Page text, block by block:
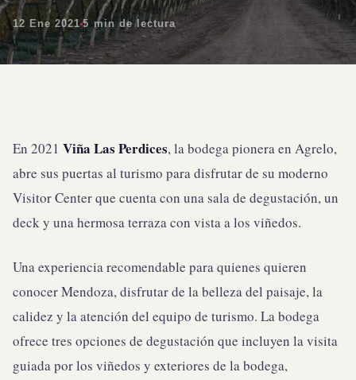
12 Ene 2021 5 min de lectura
En 2021 Viña Las Perdices, la bodega pionera en Agrelo,
abre sus puertas al turismo para disfrutar de su moderno
Visitor Center que cuenta con una sala de degustación, un
deck y una hermosa terraza con vista a los viñedos.
Una experiencia recomendable para quienes quieren
conocer Mendoza, disfrutar de la belleza del paisaje, la
calidez y la atención del equipo de turismo. La bodega
ofrece tres opciones de degustación que incluyen la visita
guiada por los viñedos y exteriores de la bodega,